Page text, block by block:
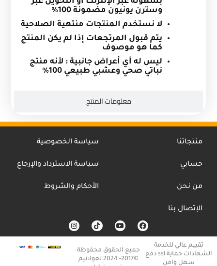
معلومات المنتج
وسترن يونيون مضمونة 100%
لا نستخدم المنتجات منتهية الصلاحية
يتم قبول المرتجعات إذا لم يكن المنتج
كما هو موصوف
ليس له أي أعراض جانبية : لأنه منتج
نباتي صحي وعشبي طبيعي 100
%
منتجاتنا
حسابي
من نحن
الإتصال بنا
سياسة الخصوصية
سياسة الاسترداد والإرجاع
الأحكام والشروط
F
a
c
b
Y
o
u
u
b
e
T
i
k
o
k
I
n
s
تقييم عالي للخدمة
الشهادات حماية ssl دفع
سهل وآمن
جميع الحقوق محفوظة
©2017- 2024 لغولانيم